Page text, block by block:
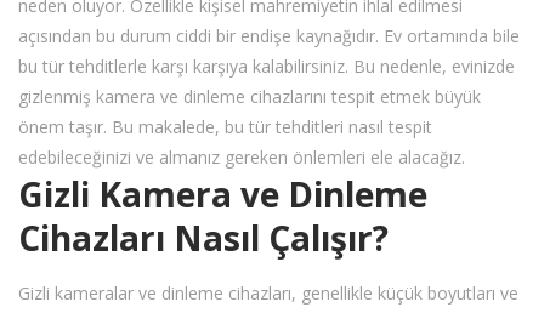
neden oluyor. Özellikle kişisel mahremiyetin ihlal edilmesi
açısından bu durum ciddi bir endişe kaynağıdır. Ev ortamında bile
bu tür tehditlerle karşı karşıya kalabilirsiniz. Bu nedenle, evinizde
gizlenmiş kamera ve dinleme cihazlarını tespit etmek büyük
önem taşır. Bu makalede, bu tür tehditleri nasıl tespit
edebileceğinizi ve almanız gereken önlemleri ele alacağız.
Gizli Kamera ve Dinleme
Cihazları Nasıl Çalışır?
Gizli kameralar ve dinleme cihazları, genellikle küçük boyutları ve